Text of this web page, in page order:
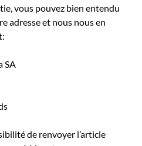
vous pouvez bien entendu
adresse et nous nous en
SA
de renvoyer l’article